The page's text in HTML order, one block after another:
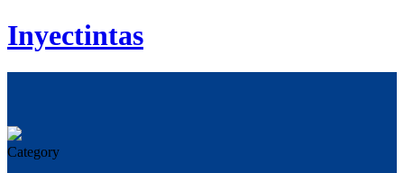
Inyectintas
Category